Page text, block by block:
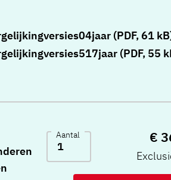
(PDF, 61
(PDF, 55
Aantal €